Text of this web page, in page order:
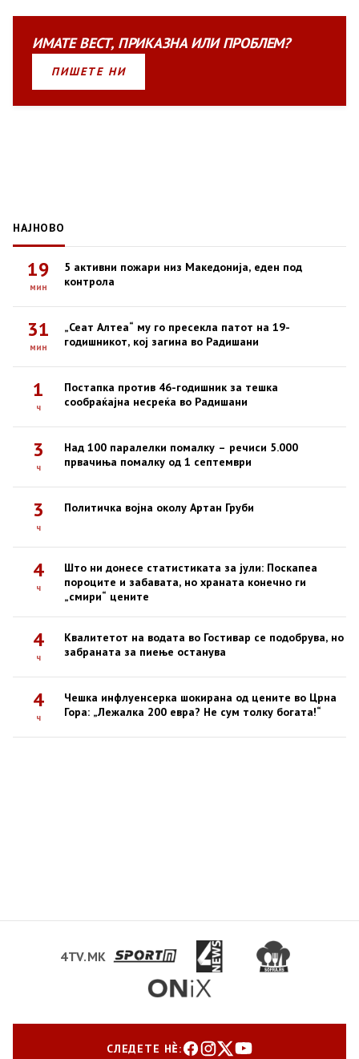
ИМАТЕВЕСТ, ПРИКАЗНАИЛИПРОБЛЕМ?
ПИШЕТЕ НИ
НАЈНОВО
19
мин
5 активни пожари низ Македонија, еден под
контрола
31
мин
„Сеат Алтеа“ му го пресекла патот на 19-
годишникот, кој загина во Радишани
1
ч
Постапка против 46-годишник за тешка
сообраќајна несреќа во Радишани
3
ч
Над 100 паралелки помалку – речиси 5.000
првачиња помалку од 1 септември
3
ч
Политичка војна околу Артан Груби
4
ч
Што ни донесе статистиката за јули: Поскапеа
пороците и забавата, но храната конечно ги
„смири“ цените
4
ч
Квалитетот на водата во Гостивар се подобрува, но
забраната за пиење останува
4
ч
Чешка инфлуенсерка шокирана од цените во Црна
Гора: „Лежалка 200 евра? Не сум толку богата!“
4TV.MK
СЛЕДЕТЕ НЀ: